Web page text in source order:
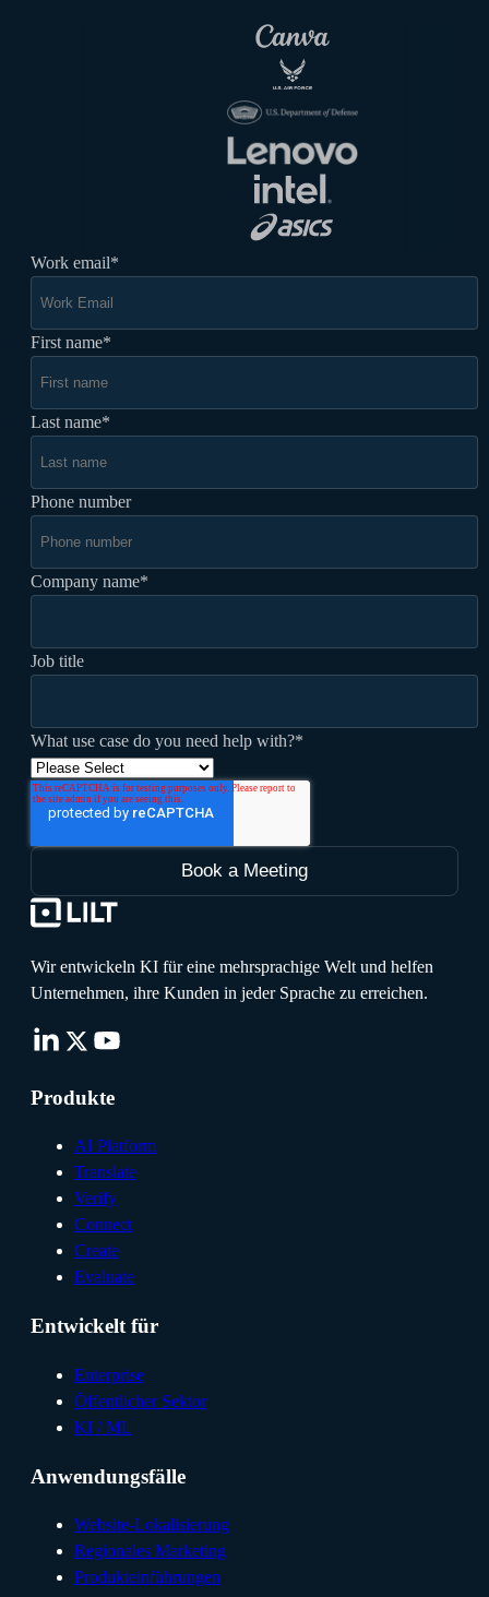
Work email*
First name*
Last name*
Phone number
Company name*
Job title
What use case do you need help with?*
Wir entwickeln KI für eine mehrsprachige Welt und helfen
Unternehmen, ihre Kunden in jeder Sprache zu erreichen.
Produkte
AI Platform
Translate
Verify
Connect
Create
Evaluate
Entwickelt für
Enterprise
Öffentlicher Sektor
KI / ML
Anwendungsfälle
Website-Lokalisierung
Regionales Marketing
Produkteinführungen